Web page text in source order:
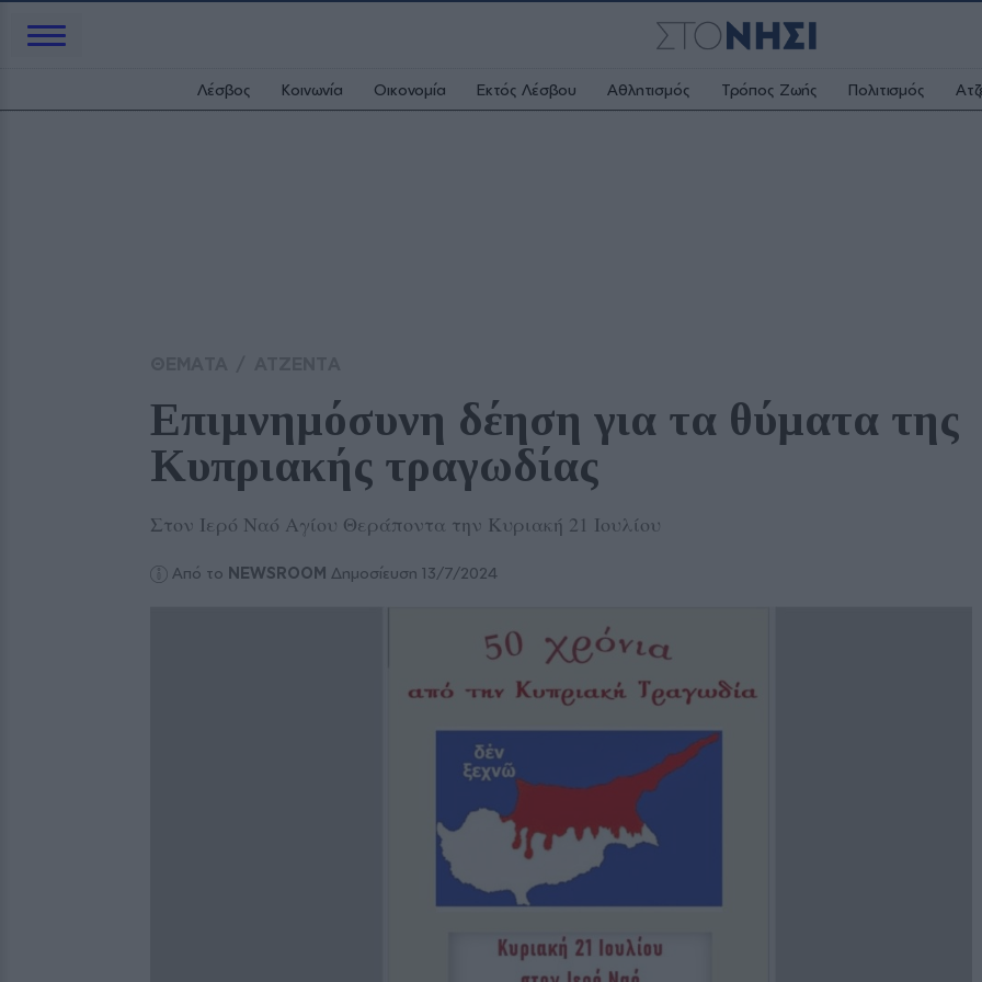
Λέσβος Κοινωνία Οικονομία Εκτός Λέσβου Αθλητισμός Τρόπος Ζωής Πολιτισμός
Επιμνημόσυνη δέηση για τα θύματα της
Κυπριακής τραγωδίας
Στον Ιερό Ναό Αγίου Θεράποντα την Κυριακή 21 Ιουλίου
Από το NEWSROOM Δημοσίευση 13/7/2024